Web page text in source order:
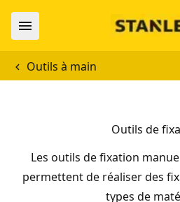
Outils à main
Outils de
Les outils de fixation
permettent de réaliser des
types de